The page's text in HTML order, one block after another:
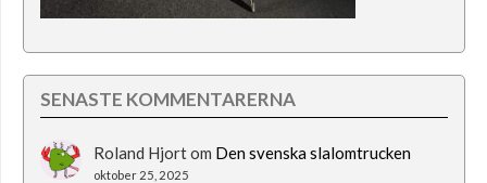
SENASTE KOMMENTARERNA
Roland Hjortom Den svenska slalomtrucken
oktober 25, 2025